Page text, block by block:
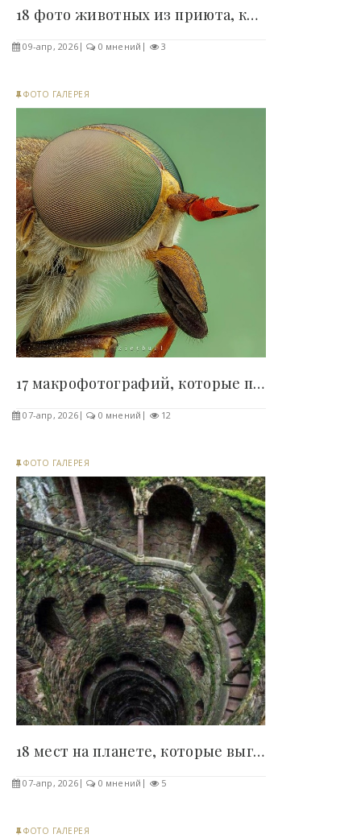
18 фото животных из приюта, которые наконец нашли..
09-апр, 2026 0 мнений 3
ФОТО ГАЛЕРЕЯ
17 макрофотографий, которые показывают привычные..
07-апр, 2026 0 мнений 12
ФОТО ГАЛЕРЕЯ
18 мест на планете, которые выглядят как чудо и..
07-апр, 2026 0 мнений 5
ФОТО ГАЛЕРЕЯ